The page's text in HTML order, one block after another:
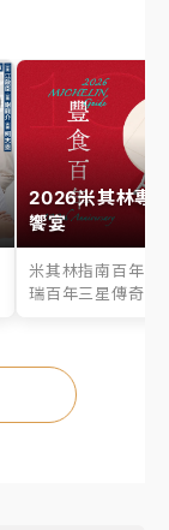
2026米其林專
饗宴
米其林指南百年之
瑞百年三星傳奇、